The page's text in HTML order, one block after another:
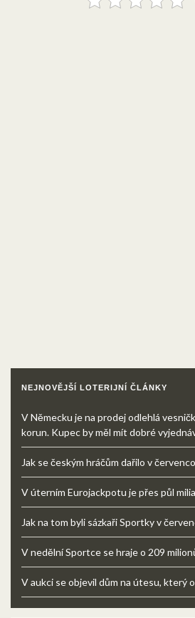
NEJNOVĚJŠÍ LOTERIJNÍ ČLÁNKY
V Německu je na prodej odlehlá
korun. Kupec by měl mít dobré
Jak se českým hráčům dařilo v
V úterním Eurojackpotu je přes půl
Jak na tom byli sázkaři Sportky v
V nedělní Sportce se hraje o 209
V aukci se objevil dům na útesu, který